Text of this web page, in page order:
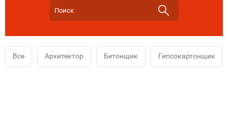
Все Архитектор Бетонщик Гипсокартонщик